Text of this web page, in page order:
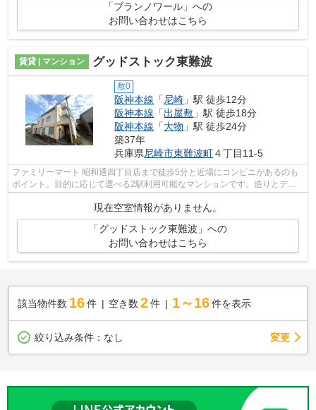
「ブランノワール」への
お問い合わせはこちら
賃貸 | マンション グッドストック東難波
敷0
阪神本線 「 尼崎 」駅 徒歩12分
阪神本線 「出屋敷 」駅 徒歩18分
阪神本線 「大物 」駅 徒歩24分
築37年
兵庫県尼崎市東難波町４丁目11-5
ファミリーマート 昭和通四丁目店まで徒歩5分と近場にコンビニがあるのも
ポイント。目的に応じて選べる2駅利用可能なマンションです。造りとデザ
インに関して、自信をもって情報を提供...
現在空室情報がありません。
「グッドストック東難波」への
お問い合わせはこちら
該当物件数 16件 空き数 2 件 1～16 件を表示
絞り込み条件： なし 変更